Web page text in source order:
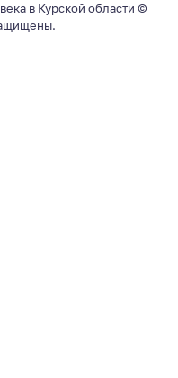
в Курской области ©